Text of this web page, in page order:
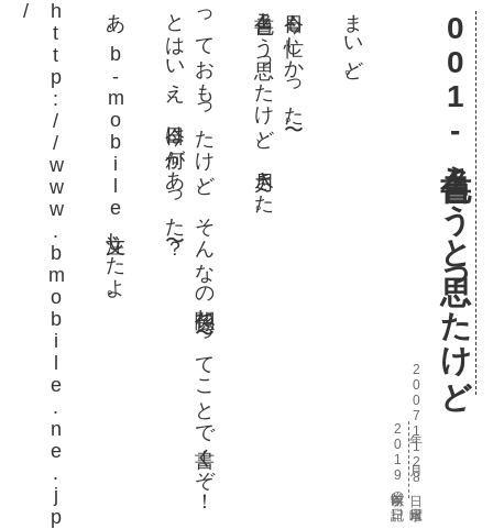
001-色々書こうと思ったけど
2007年11月28日 水曜日
2019年以前の日記
まいど。
今日も忙しかった〜。
色々書こう思ったけど、力尽きた。
っておもったけど、そんなの関係ね〜ってことで書くぞ！
とはいえ、今日は何があった〜？
あ、b-mobile注文したよ。
h
t
t
p
:
/
/
w
w
w
.
b
m
o
b
i
l
e
.
n
e
.
j
p
/